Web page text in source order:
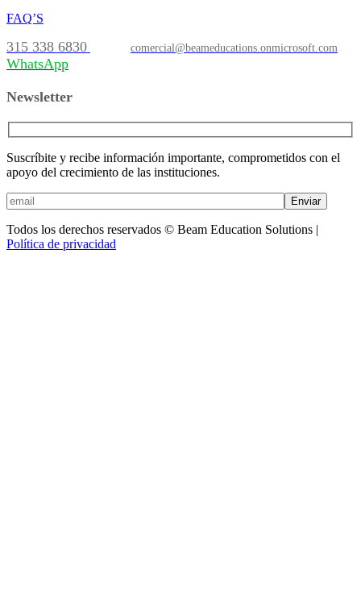
FAQ’S
315 338 6830 comercial@beameducations.onmicrosoft.com
WhatsApp
Newsletter
Suscríbite y recibe información importante, comprometidos con el
apoyo del crecimiento de las instituciones.
Enviar
Todos los derechos reservados © Beam Education Solutions |
Política de privacidad